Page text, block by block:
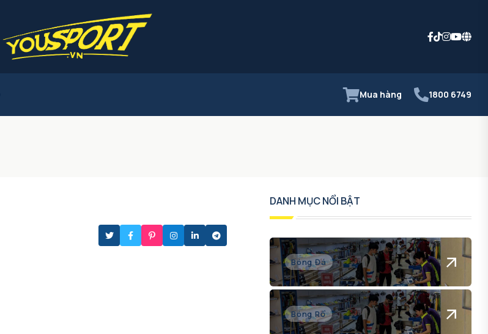
Mua hàng 1800 6749
DANH MỤC NỔI BẬT
Bóng Đá
Bóng Rổ